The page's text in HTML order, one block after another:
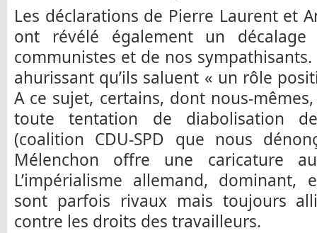
Les déclarations de Pierre Laurent et
ont révélé également un décalage
communistes et de nos
ahurissant qu’ils saluent « un rôle
A ce sujet, certains, dont nous-
toute tentation de diabolisation
(coalition CDU-SPD que nous
Mélenchon offre une caricature
L’impérialisme allemand, dominant,
sont parfois rivaux mais toujours
contre les droits des travailleurs.